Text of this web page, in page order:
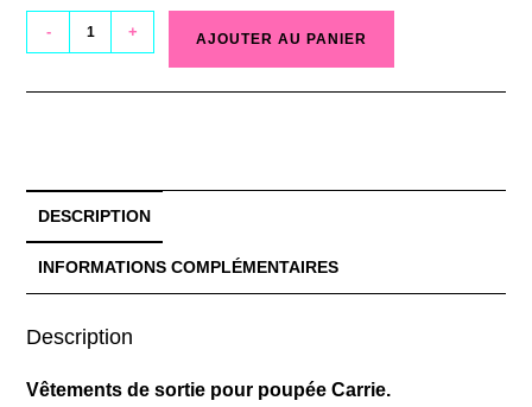
- + AJOUTER AU PANIER
DESCRIPTION
INFORMATIONS COMPLÉMENTAIRES
Description
Vêtements de sortie pour poupée Carrie.